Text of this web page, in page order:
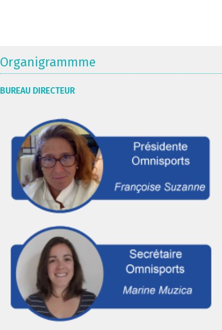
Organigrammme
BUREAU DIRECTEUR